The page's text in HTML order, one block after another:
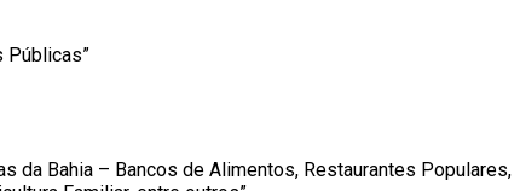
Públicas”
da Bahia – Bancos de Alimentos, Restaurantes Populares,